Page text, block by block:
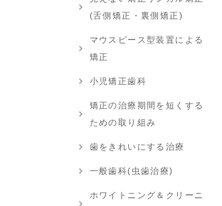
(舌側矯正・裏側矯正)
マウスピース型装置による
矯正
小児矯正歯科
矯正の治療期間を短くする
ための取り組み
歯をきれいにする治療
一般歯科(虫歯治療)
ホワイトニング＆クリーニ